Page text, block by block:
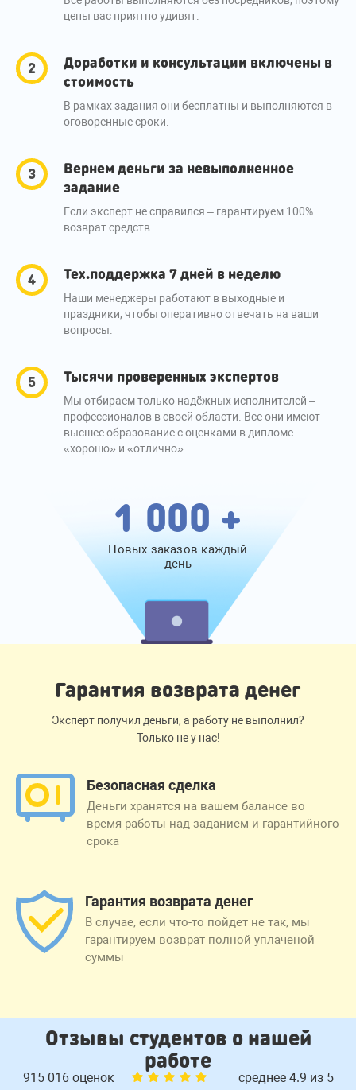
цены вас приятно удивят.
Доработки и консультации включены в
стоимость
В рамках задания они бесплатны и выполняются в
оговоренные сроки.
Вернем деньги за невыполненное
задание
Если эксперт не справился – гарантируем 100%
возврат средств.
Тех.поддержка 7 дней в неделю
Наши менеджеры работают в выходные и
праздники, чтобы оперативно отвечать на ваши
вопросы.
Тысячи проверенных экспертов
Мы отбираем только надёжных исполнителей –
профессионалов в своей области. Все они имеют
высшее образование с оценками в дипломе
«хорошо» и «отлично».
1 000 +
Новых заказов каждый
день
Гарантия возврата денег
Эксперт получил деньги, а работу не выполнил?
Только не у нас!
Безопасная сделка
Деньги хранятся на вашем балансе во
время работы над заданием и гарантийного
срока
Гарантия возврата денег
В случае, если что-то пойдет не так, мы
гарантируем возврат полной уплаченой
суммы
Отзывы студентов о нашей
работе
915 016 оценок среднее 4.9 из 5